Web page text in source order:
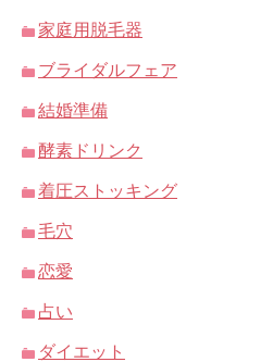
家庭用脱毛器
ブライダルフェア
結婚準備
酵素ドリンク
着圧ストッキング
毛穴
恋愛
占い
ダイエット